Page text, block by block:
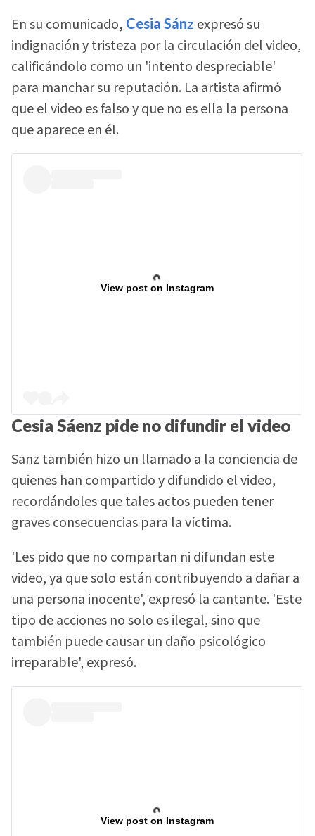
En su comunicado, Cesia Sánz expresó su
indignación y tristeza por la circulación del video,
calificándolo como un 'intento despreciable'
para manchar su reputación. La artista afirmó
que el video es falso y que no es ella la persona
que aparece en él.
View post on Instagram
Cesia Sáenz pide no difundir el video
Sanz también hizo un llamado a la conciencia de
quienes han compartido y difundido el video,
recordándoles que tales actos pueden tener
graves consecuencias para la víctima.
'Les pido que no compartan ni difundan este
video, ya que solo están contribuyendo a dañar a
una persona inocente', expresó la cantante. 'Este
tipo de acciones no solo es ilegal, sino que
también puede causar un daño psicológico
irreparable', expresó.
View post on Instagram